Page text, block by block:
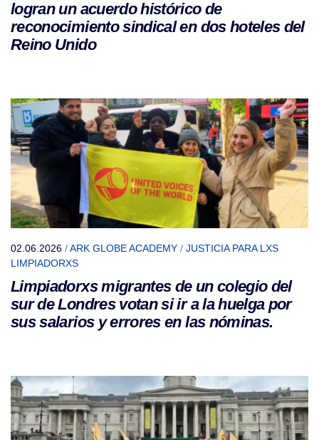
logran un acuerdo histórico de
reconocimiento sindical en dos hoteles del
Reino Unido
02.06.2026 /ARK GLOBE ACADEMY / JUSTICIA PARA LXS
LIMPIADORXS
Limpiadorxs migrantes de un colegio del
sur de Londres votan si ir a la huelga por
sus salarios y errores en las nóminas.